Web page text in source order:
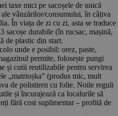
taxe mici pe sacoșele de unică
vânzărilor/consumului, în câțiva
În viața de zi cu zi, asta se traduce
sacoșe durabile (în rucsac, mașină,
de plastic din start.
unde e posibil: orez, paste,
permite, folosește pungi
și cutii reutilizabile pentru servirea
„matrioșka” (produs mic, mult
de polistiren cu folie. Noile reguli
și încurajează ca localurile să
fără cost suplimentar – profită de